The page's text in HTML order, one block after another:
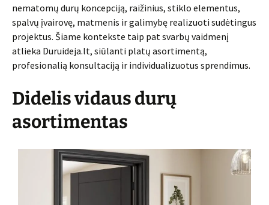
nematomų durų koncepciją, raižinius, stiklo elementus,
spalvų įvairovę, matmenis ir galimybę realizuoti sudėtingus
projektus. Šiame kontekste taip pat svarbų vaidmenį
atlieka Duruideja.lt, siūlanti platų asortimentą,
profesionalią konsultaciją ir individualizuotus sprendimus.
Didelis vidaus durų
asortimentas